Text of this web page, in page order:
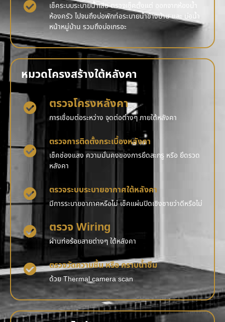
เช็คระบบระบายน้ำเสีย ตรวจเช็คตั้งแต่ ออกจากห้องน้ำ
ห้องครัว ไปจนถึงบ่อพักท่อระบายน้ำข้างบ้าน และ บ่อน้ำ
หน้าหมู่บ้าน รวมถึงบ่อเกรอะ
หมวดโครงสร้างใต้หลังคา
ตรวจโครงหลังคา
การเชื่อมต่อระหว่าง จุดต่อต่างๆ ภายใต้หลังคา
ตรวจการติดตั้งกระเบื้องหลังคา
เช็คช่องแสง ความมั่นคงของการยึดสะกรู หรือ ยึดรวด
หลังคา
ตรวจระบบระบายอากาศใต้หลังคา
มีการระบายอากาศหรือไม่ เช็คแผ่นปิดเชิงชายว่าดีหรือไม่
ตรวจ Wiring
ผ่านท่อร้อยสายต่างๆ ใต้หลังคา
ตรวจวัดความชื้น หรือ คราบน้ำซึม
ด้วย Thermal camera scan